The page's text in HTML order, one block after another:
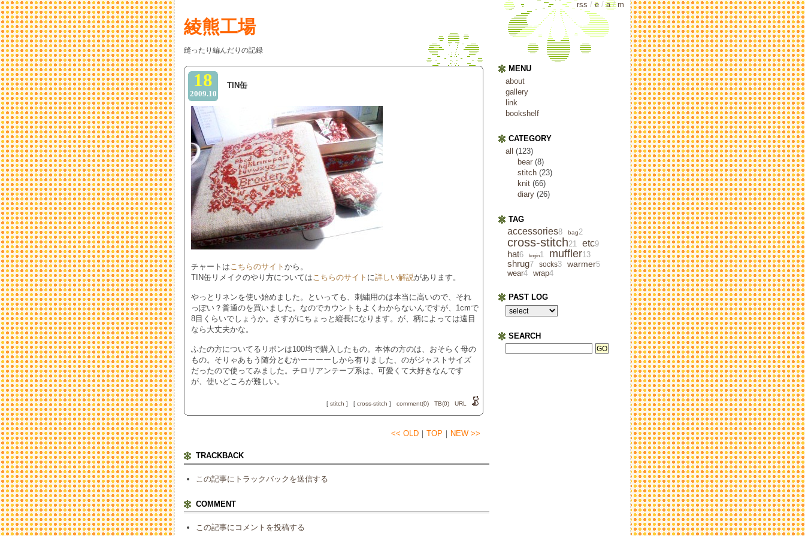
rss /e /a/ m
綾熊工場
縫ったり編んだりの記録
18
2009.10
TIN缶
チャートはこちらのサイト から。
TIN缶リメイクのやり方についてはこちらのサイト に詳しい解説があります。
やっとリネンを使い始めました。といっても、刺繍用のは本当に高いので、それ
っぽい？普通のを買いました。なのでカウントもよくわからないんですが、1cmで
8目くらいでしょうか。さすがにちょっと縦長になります。が、柄によっては遠目
なら大丈夫かな。
ふたの方についてるリボンは100均で購入したもの。本体の方のは、おそらく母の
もの。そりゃあもう随分とむかーーーーしから有りました、のがジャストサイズ
だったので使ってみました。チロリアンテープ系は、可愛くて大好きなんです
が、使いどころが難しい。
[ stitch ] [ cross‐stitch ] comment(0) TB(0) URL
<< OLD ｜ TOP ｜ NEW >>
TRACKBACK
この記事にトラックバックを送信する
COMMENT
この記事にコメントを投稿する
MENU
about
gallery
link
bookshelf
CATEGORY
all (123)
bear (8)
stitch (23)
knit (66)
diary (26)
TAG
accessories8 bag2
cross‐stitch21 etc9
hat6 kogin1 muffler13
shrug7 socks3 warmer5
wear4 wrap4
PAST LOG
SEARCH